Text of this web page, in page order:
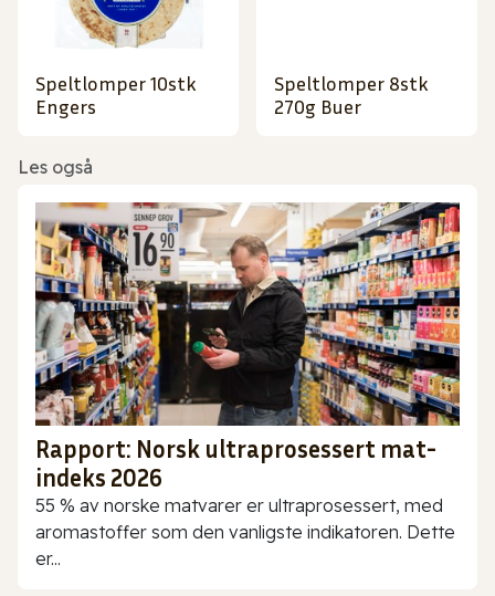
Speltlomper 10stk
Engers
Speltlomper 8stk
270g Buer
Les også
Rapport: Norsk ultraprosessert mat-
indeks 2026
55 % av norske matvarer er ultraprosessert, med
aromastoffer som den vanligste indikatoren. Dette
er...